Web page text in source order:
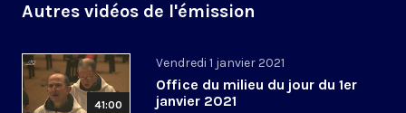
Autres vidéos de l'émission
41:00
Vendredi 1 janvier 2021
Office du milieu du jour du 1er
janvier 2021